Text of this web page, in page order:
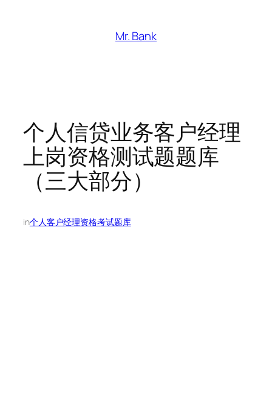
Mr. Bank
个人信贷业务客户经理
上岗资格测试题题库
（三大部分）
in个人客户经理资格考试题库